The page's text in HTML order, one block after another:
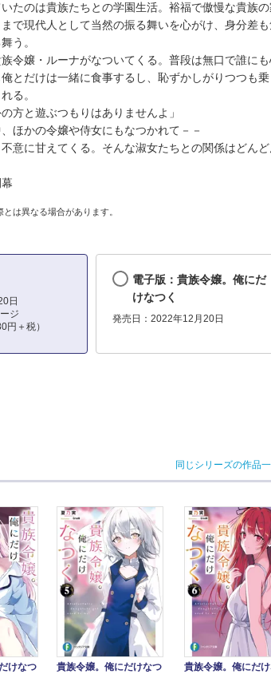
たのは貴族たちとの学園生活。裕福で傲慢な貴族の
で現代人として当然の振る舞いを心がけ、身分差も
う。
令嬢・ルーナがなついてくる。普段は無口で誰にも
とだけは一緒に食事するし、恥ずかしがりつつも
る。
方と遊ぶつもりはありませんよ」
ほかの令嬢や侍女にもなつかれて－－
意に甘えてくる。そんな淑女たちとの関係はどんど
は異なる場合があります。
日
ジ
円＋税）
電子版：貴族令嬢。俺にだ
けなつく
発売日：2022年12月20日
同じシリーズの作品
けなつ
貴族令嬢。俺にだけなつ
貴族令嬢。俺にだ